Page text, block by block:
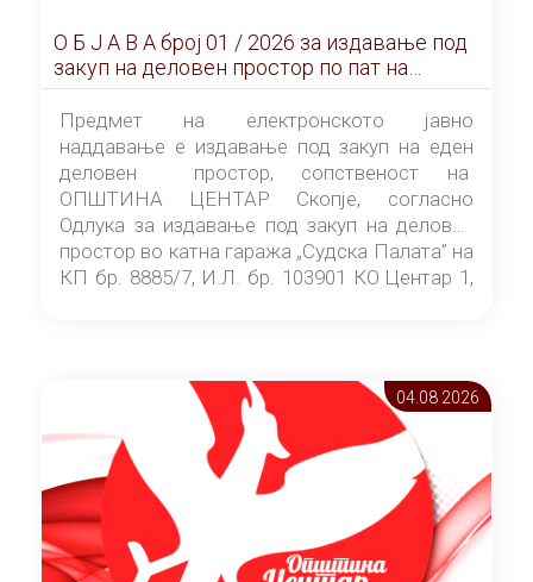
О Б Ј А В А брoj 01 / 2026 за издавање под
закуп на деловен простор по пат на
ЕЛЕКТРОНСКО ЈАВНО НАДДАВАЊЕ
Предмет на електронското јавно
наддавање е издавање под закуп на еден
деловен простор, сопственост на
ОПШТИНА ЦЕНТАР Скопје, согласно
Одлука за издавање под закуп на деловен
простор во катна гаража „Судска Палата” на
КП бр. 8885/7, И.Л. бр. 103901 КО Центар 1,
Скопје” број 9/2026), за времетраење од 3
(три) години од денот на потпишувањето на
Договорот за закуп со најповолниот
понудувач.
04.08 2026